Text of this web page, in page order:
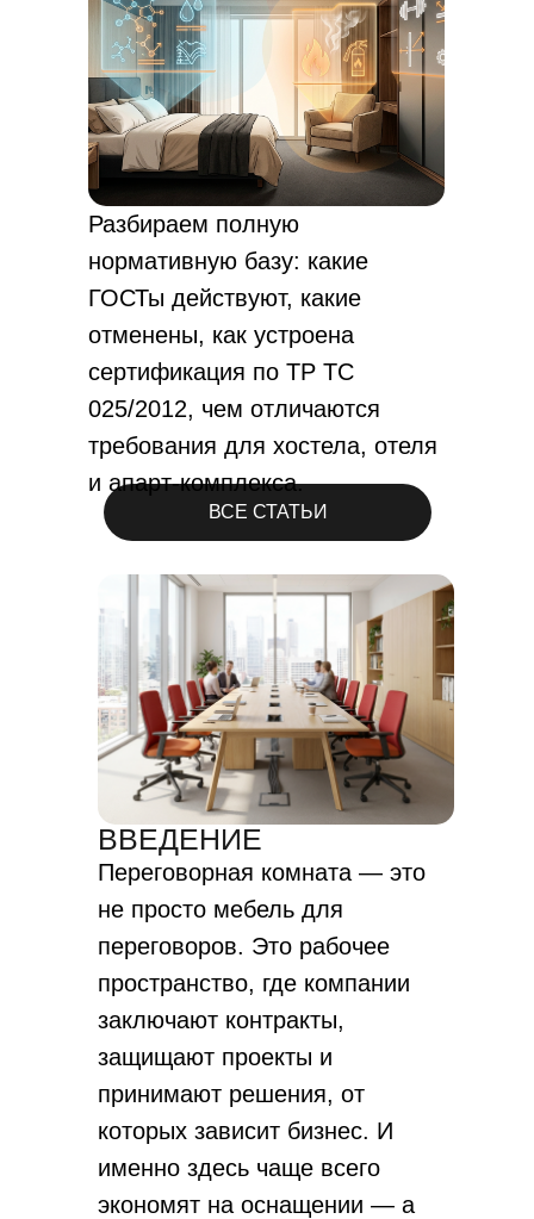
ВСЕ СТАТЬИ
ВВЕДЕНИЕ
Переговорная комната — это
не просто мебель для
переговоров. Это рабочее
пространство, где компании
заключают контракты,
защищают проекты и
принимают решения, от
которых зависит бизнес. И
именно здесь чаще всего
экономят на оснащении — а
Разбираем полную
нормативную базу: какие
ГОСТы действуют, какие
отменены, как устроена
сертификация по ТР ТС
025/2012, чем отличаются
требования для хостела, отеля
и апарт-комплекса.